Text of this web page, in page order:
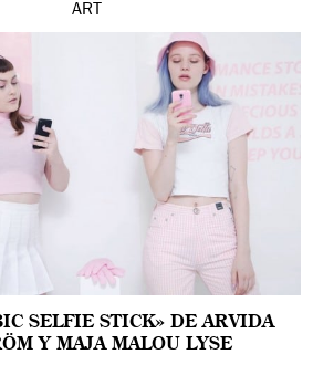
ART
SELFIE STICK» DE ARVIDA
Y MAJA MALOU LYSE